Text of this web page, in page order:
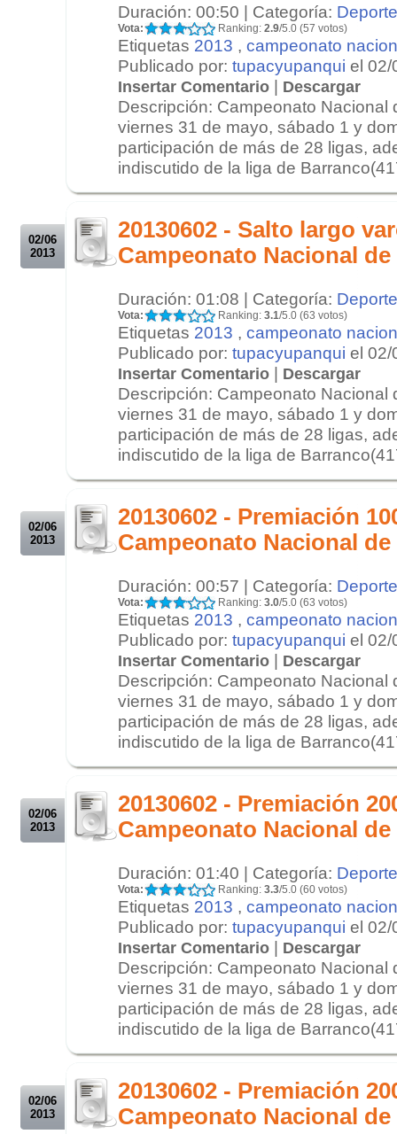
Duración: 00:50 | Categoría:
Vota: Ranking: 2.9/5.0 (57 votos)
Etiquetas 2013 , campeonato
Publicado por: tupacyupanqui el 02/
Insertar Comentario | Descargar
Descripción: Campeonato Nacional
viernes 31 de mayo, sábado 1 y
participación de más de 28 ligas,
indiscutido de la liga de
02/06
2013
20130602 - Salto largo
Campeonato Nacional de
Duración: 01:08 | Categoría:
Vota: Ranking: 3.1/5.0 (63 votos)
Etiquetas 2013 , campeonato
Publicado por: tupacyupanqui el 02/
Insertar Comentario | Descargar
Descripción: Campeonato Nacional
viernes 31 de mayo, sábado 1 y
participación de más de 28 ligas,
indiscutido de la liga de
02/06
2013
20130602 - Premiación
Campeonato Nacional de
Duración: 00:57 | Categoría:
Vota: Ranking: 3.0/5.0 (63 votos)
Etiquetas 2013 , campeonato
Publicado por: tupacyupanqui el 02/
Insertar Comentario | Descargar
Descripción: Campeonato Nacional
viernes 31 de mayo, sábado 1 y
participación de más de 28 ligas,
indiscutido de la liga de
02/06
2013
20130602 - Premiación
Campeonato Nacional de
Duración: 01:40 | Categoría:
Vota: Ranking: 3.3/5.0 (60 votos)
Etiquetas 2013 , campeonato
Publicado por: tupacyupanqui el 02/
Insertar Comentario | Descargar
Descripción: Campeonato Nacional
viernes 31 de mayo, sábado 1 y
participación de más de 28 ligas,
indiscutido de la liga de
02/06
2013
20130602 - Premiación
Campeonato Nacional de